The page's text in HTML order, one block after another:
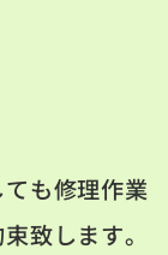
も修理作業
致します。